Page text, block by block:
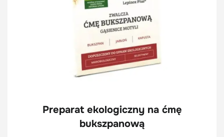
Preparat ekologiczny na ćmę
bukszpanową